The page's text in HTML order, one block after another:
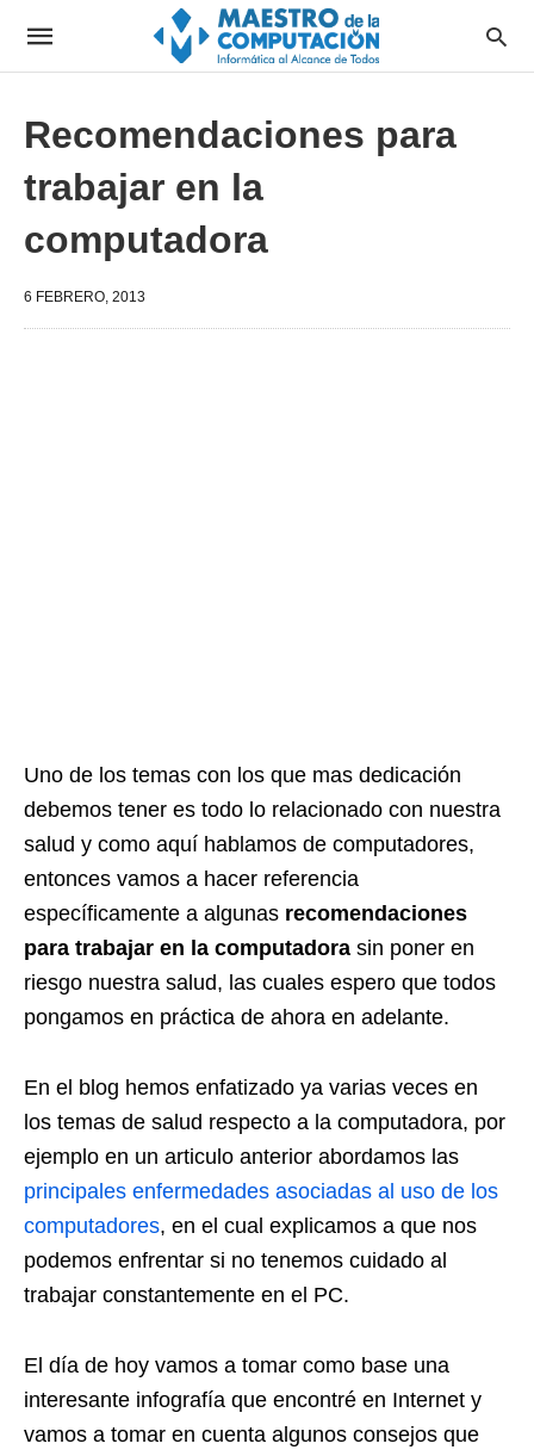
Recomendaciones para
trabajar en la
computadora
6 FEBRERO, 2013
Uno de los temas con los que mas dedicación
debemos tener es todo lo relacionado con nuestra
salud y como aquí hablamos de computadores,
entonces vamos a hacer referencia
específicamente a algunas recomendaciones
para trabajar en la computadora sin poner en
riesgo nuestra salud, las cuales espero que todos
pongamos en práctica de ahora en adelante.
En el blog hemos enfatizado ya varias veces en
los temas de salud respecto a la computadora, por
ejemplo en un articulo anterior abordamos las
principales enfermedades asociadas al uso de los
computadores, en el cual explicamos a que nos
podemos enfrentar si no tenemos cuidado al
trabajar constantemente en el PC.
El día de hoy vamos a tomar como base una
interesante infografía que encontré en Internet y
vamos a tomar en cuenta algunos consejos que